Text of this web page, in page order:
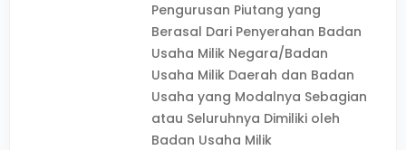
Pengurusan Piutang yang
Berasal Dari Penyerahan Badan
Usaha Milik Negara/Badan
Usaha Milik Daerah dan Badan
Usaha yang Modalnya Sebagian
atau Seluruhnya Dimiliki oleh
Badan Usaha Milik